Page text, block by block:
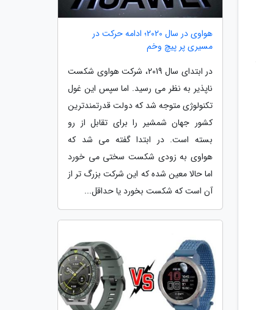
هواوی در سال 2020؛ ادامه حرکت در
مسیری پر پیچ وخم
در ابتدای سال 2019، شرکت هواوی شکست
ناپذیر به نظر می رسید. اما سپس این غول
تکنولوژی متوجه شد که دولت قدرتمندترین
کشور جهان شمشیر را برای تقابل از رو
بسته است. در ابتدا گفته می شد که
هواوی به زودی شکست سختی می خورد
اما حالا معین شده که این شرکت بزرگ تر از
آن است که شکست بخورد یا حداقل...